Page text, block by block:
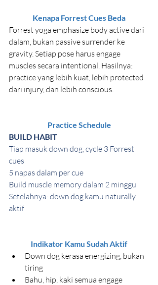
Kenapa Forrest Cues Beda
Forrest yoga emphasize body active dari
dalam, bukan passive surrender ke
gravity. Setiap pose harus engage
muscles secara intentional. Hasilnya:
practice yang lebih kuat, lebih protected
dari injury, dan lebih conscious.
Practice Schedule
BUILD HABIT
Tiap masuk down dog, cycle 3 Forrest
cues
5 napas dalam per cue
Build muscle memory dalam 2 minggu
Setelahnya: down dog kamu naturally
aktif
Indikator Kamu Sudah Aktif
Down dog kerasa energizing, bukan
tiring
Bahu, hip, kaki semua engage